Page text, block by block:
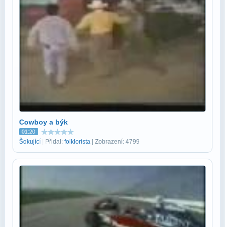
Cowboy a býk
01:20
Šokující | Přidal: folklorista | Zobrazení: 4799